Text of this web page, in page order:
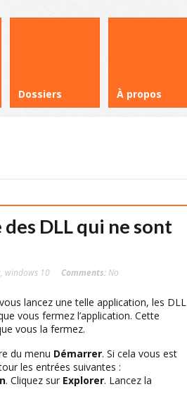
Dossiers À propos
DLL qui ne sont
windows 10 Comments: No
lancez une telle application, les DLL
vous fermez l’application. Cette
vous la fermez.
du menu Démarrer. Si cela vous est
les entrées suivantes :
. Cliquez sur Explorer. Lancez la